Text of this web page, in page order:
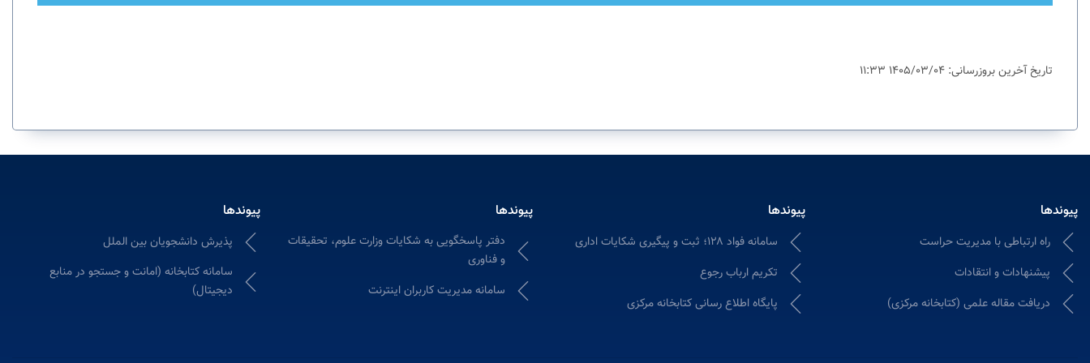
تاریخ آخرین بروزرسانی: 1405/03/04 11:33
پیوندها
راه ارتباطی با مدیریت حراست
پیشنهادات و انتقادات
دریافت مقاله علمی (کتابخانه مرکزی)
پیوندها
سامانه فواد ۱۲۸؛ ثبت و پیگیری شکایات اداری
تکریم ارباب رجوع
پایگاه اطلاع رسانی کتابخانه مرکزی
پیوندها
دفتر پاسخگویی به شکایات وزارت علوم، تحقیقات
و فناوری
سامانه مدیریت کاربران اینترنت
پیوندها
پذیرش دانشجویان بین الملل
سامانه كتابخانه (امانت و جستجو در منابع
دیجیتال)